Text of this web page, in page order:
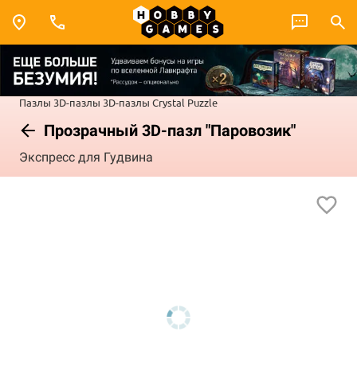
Пазлы 3D-пазлы 3D-пазлы Crystal Puzzle
Прозрачный 3D-пазл "Паровозик"
Экспресс для Гудвина